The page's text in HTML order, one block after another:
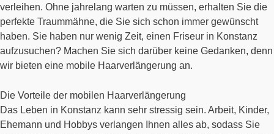
verleihen. Ohne jahrelang warten zu müssen, erhalten Sie die
perfekte Traummähne, die Sie sich schon immer gewünscht
haben. Sie haben nur wenig Zeit, einen Friseur in Konstanz
aufzusuchen? Machen Sie sich darüber keine Gedanken, denn
wir bieten eine mobile Haarverlängerung an.
Die Vorteile der mobilen Haarverlängerung
Das Leben in Konstanz kann sehr stressig sein. Arbeit, Kinder,
Ehemann und Hobbys verlangen Ihnen alles ab, sodass Sie